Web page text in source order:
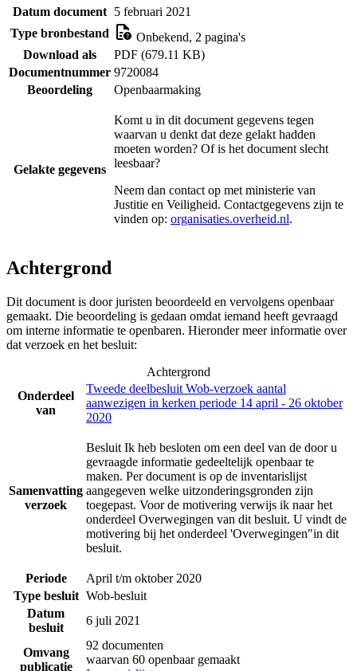
Datum document 5 februari 2021
Type bronbestand
Onbekend, 2 pagina's
Download als
PDF (679.11 KB)
Documentnummer 9720084
Beoordeling
Openbaarmaking
Gelakte gegevens
Komt u in dit document gegevens tegen
waarvan u denkt dat deze gelakt hadden
moeten worden? Of is het document slecht
leesbaar?
Neem dan contact op met ministerie van
Justitie en Veiligheid. Contactgegevens zijn te
vinden op: organisaties.overheid.nl.
Achtergrond
Dit document is door juristen beoordeeld en vervolgens openbaar
gemaakt. Die beoordeling is gedaan omdat iemand heeft gevraagd
om interne informatie te openbaren. Hieronder meer informatie over
dat verzoek en het besluit:
Achtergrond
Onderdeel
van
Tweede deelbesluit Wob-verzoek aantal
aanwezigen in kerken periode 14 april - 26 oktober
2020
Samenvatting
verzoek
Besluit Ik heb besloten om een deel van de door u
gevraagde informatie gedeeltelijk openbaar te
maken. Per document is op de inventarislijst
aangegeven welke uitzonderingsgronden zijn
toegepast. Voor de motivering verwijs ik naar het
onderdeel Overwegingen van dit besluit. U vindt de
motivering bij het onderdeel 'Overwegingen"in dit
besluit.
Periode
April t/m oktober 2020
Type besluit Wob-besluit
Datum
besluit
6 juli 2021
Omvang
publicatie
92 documenten
waarvan 60 openbaar gemaakt